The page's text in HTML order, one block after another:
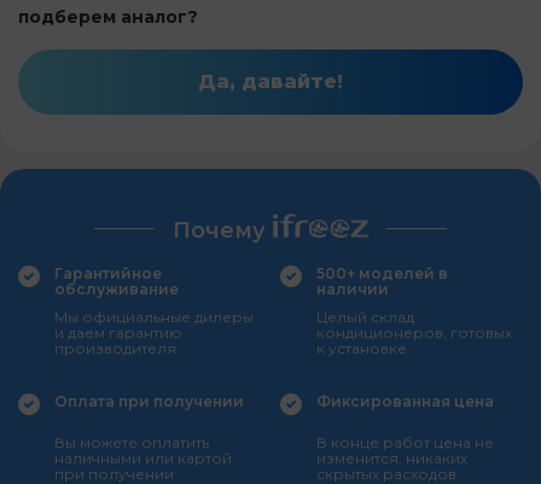
подберем аналог?
Да, давайте!
Почему
Гарантийное
обслуживание
Мы официальные дилеры
и даем гарантию
производителя
500+ моделей в
наличии
Целый склад
кондиционеров, готовых
к установке
Оплата при получении
Вы можете оплатить
наличными или картой
при получении
Фиксированная цена
В конце работ цена не
изменится, никаких
скрытых расходов